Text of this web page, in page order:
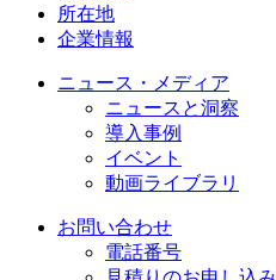
所在地
企業情報
ニュース・メディア
ニュースと洞察
導入事例
イベント
動画ライブラリ
お問い合わせ
電話番号